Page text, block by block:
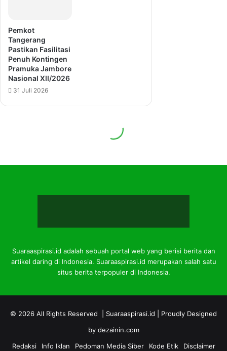
Suaraaspirasi.id adalah sebuah portal web yang berisi berita dan
artikel daring di Indonesia. Suaraaspirasi.id merupakan salah satu
situs berita terpopuler di Indonesia.
© 2026 All Rights Reserved | Suaraaspirasi.id | Proudly Designed
by dezainin.com
Redaksi
Info Iklan Pedoman Media Siber Kode Etik Disclaimer